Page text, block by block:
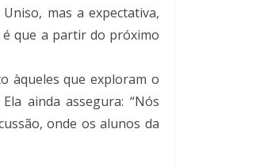
mas a expectativa,
é que a partir do próximo
àqueles que exploram o
ainda assegura: “Nós
onde os alunos da